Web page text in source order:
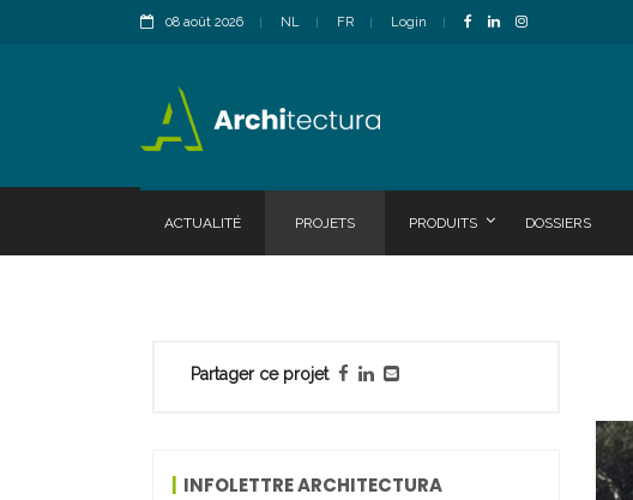
08 août 2026 NL FR Login
ACTUALITÉ PROJETS PRODUITS DOSSIERS
Partager ce projet
INFOLETTRE ARCHITECTURA